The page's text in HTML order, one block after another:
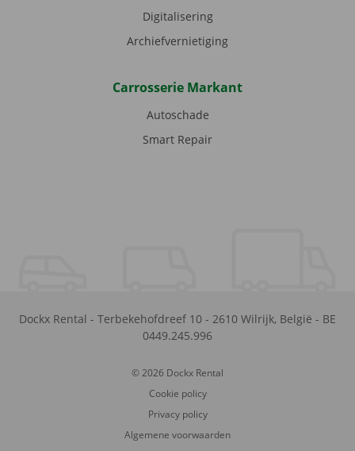
Digitalisering
Archiefvernietiging
Carrosserie Markant
Autoschade
Smart Repair
Dockx Rental - Terbekehofdreef 10 - 2610 Wilrijk, België - BE
0449.245.996
© 2026 Dockx Rental
Cookie policy
Privacy policy
Algemene voorwaarden